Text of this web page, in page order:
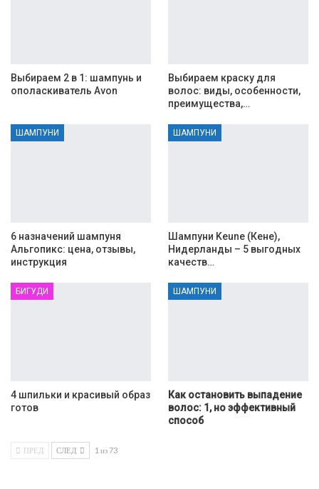
Выбираем 2 в 1: шампунь и
ополаскиватель Avon
Выбираем краску для
волос: виды, особенности,
преимущества,…
ШАМПУНИ
6 назначений шампуня
Альгопикс: цена, отзывы,
инструкция
ШАМПУНИ
Шампуни Keune (Кене),
Нидерланды – 5 выгодных
качеств…
БИГУДИ
4 шпильки и красивый образ
готов
ШАМПУНИ
Как остановить выпадение
волос: 1, но эффективный
способ
ПРЕД СЛЕД 1 из 73